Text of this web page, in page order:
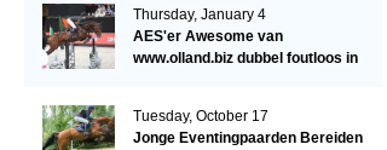
Thursday, January 4
AES'er Awesome van
www.olland.biz dubbel foutloos in
Tuesday, October 17
Jonge Eventingpaarden Bereiden